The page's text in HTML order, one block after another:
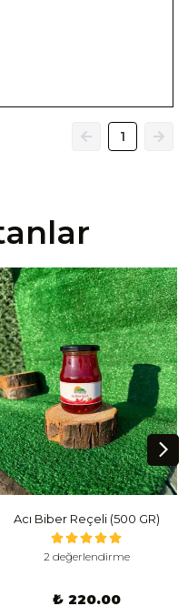
1
Acı Biber Reçeli (500 GR)
2 değerlendirme
₺ 220.00